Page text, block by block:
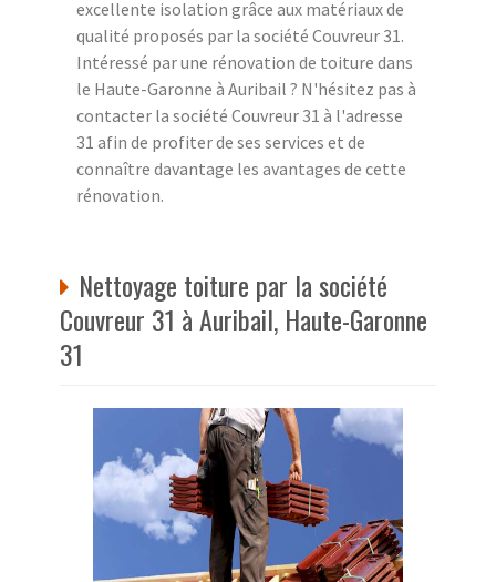
excellente isolation grâce aux matériaux de
qualité proposés par la société Couvreur 31.
Intéressé par une rénovation de toiture dans
le Haute-Garonne à Auribail ? N'hésitez pas à
contacter la société Couvreur 31 à l'adresse
31 afin de profiter de ses services et de
connaître davantage les avantages de cette
rénovation.
Nettoyage toiture par la société
Couvreur 31 à Auribail, Haute-Garonne
31